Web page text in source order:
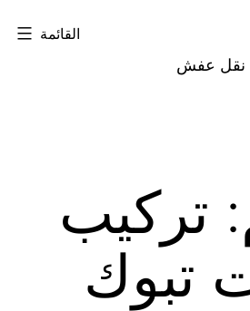
نقل عفش
القائمة
تركيب
تبوك